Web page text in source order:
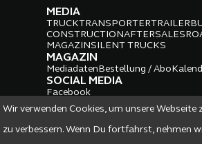
Wir verwenden Cookies, um unsere Webseite
zu verbessern. Wenn Du fortfahrst, nehmen
MEDIA
TRUCKTRANSPORTERTRAILER
CONSTRUCTIONAFTERSALES
MAGAZINSILENT TRUCKS
MAGAZIN
MediadatenBestellung / Abo
SOCIAL MEDIA
Facebook
Instagram LinkedIn